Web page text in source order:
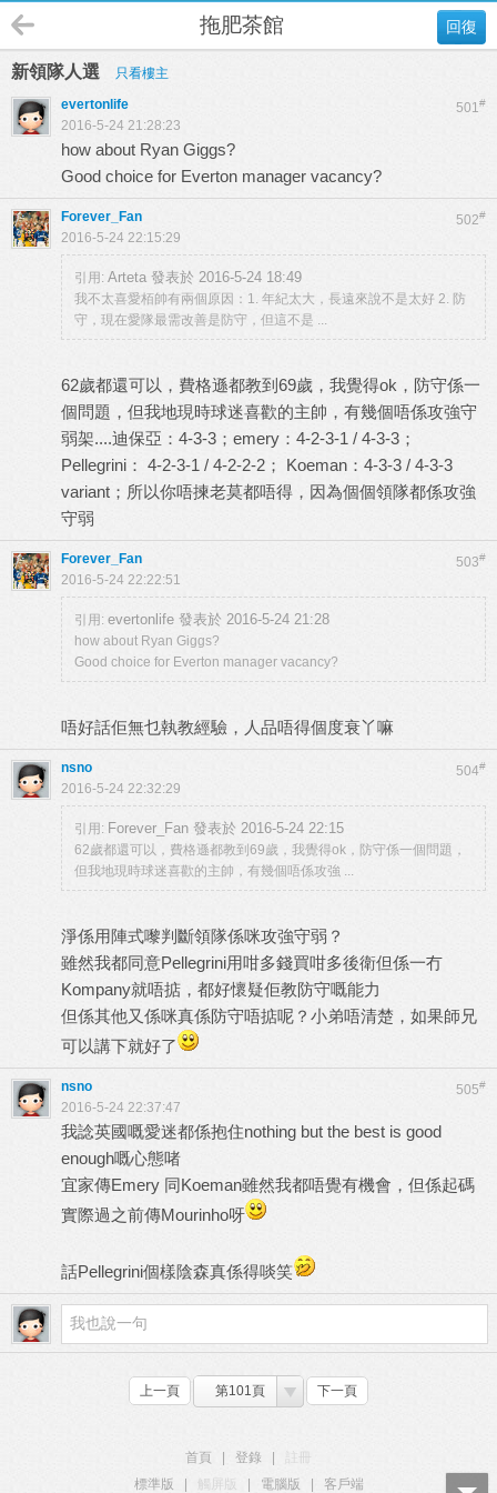
回復
拖肥茶館
新領隊人選 只看樓主
501#
evertonlife
2016-5-24 21:28:23
how about Ryan Giggs?
Good choice for Everton manager vacancy?
502#
Forever_Fan
2016-5-24 22:15:29
引用: Arteta 發表於 2016-5-24 18:49
我不太喜愛栢帥有兩個原因：1. 年紀太大，長遠來說不是太好 2. 防
守，現在愛隊最需改善是防守，但這不是 ...
62歲都還可以，費格遜都教到69歲，我覺得ok，防守係一
個問題，但我地現時球迷喜歡的主帥，有幾個唔係攻強守
弱架....迪保亞：4-3-3；emery：4-2-3-1 / 4-3-3；
Pellegrini： 4-2-3-1 / 4-2-2-2； Koeman：4-3-3 / 4-3-3
variant；所以你唔揀老莫都唔得，因為個個領隊都係攻強
守弱
503#
Forever_Fan
2016-5-24 22:22:51
引用: evertonlife 發表於 2016-5-24 21:28
how about Ryan Giggs?
Good choice for Everton manager vacancy?
唔好話佢無乜執教經驗，人品唔得個度衰丫嘛
504#
nsno
2016-5-24 22:32:29
引用: Forever_Fan 發表於 2016-5-24 22:15
62歲都還可以，費格遜都教到69歲，我覺得ok，防守係一個問題，
但我地現時球迷喜歡的主帥，有幾個唔係攻強 ...
淨係用陣式嚟判斷領隊係咪攻強守弱？
雖然我都同意Pellegrini用咁多錢買咁多後衛但係一冇
Kompany就唔掂，都好懷疑佢教防守嘅能力
但係其他又係咪真係防守唔掂呢？小弟唔清楚，如果師兄
可以講下就好了
505#
nsno
2016-5-24 22:37:47
我諗英國嘅愛迷都係抱住nothing but the best is good
enough嘅心態啫
宜家傳Emery 同Koeman雖然我都唔覺有機會，但係起碼
實際過之前傳Mourinho呀
話Pellegrini個樣陰森真係得啖笑
上一頁 第101頁 下一頁
首頁 登錄
標準版
觸屏版 電腦版 客戶端